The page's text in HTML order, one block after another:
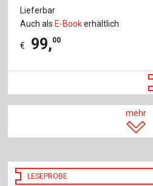
Lieferbar
Auch als E-Bookerhältlich
€ 99,00
mehr
LESEPROBE